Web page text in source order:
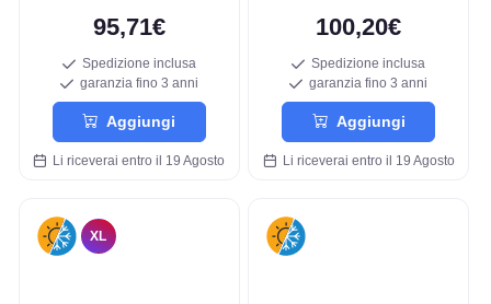
95,71€
Spedizione inclusa
garanzia fino 3 anni
Aggiungi
Li riceverai entro il 19 Agosto
100,20€
Spedizione inclusa
garanzia fino 3 anni
Aggiungi
Li riceverai entro il 19 Agosto
XL